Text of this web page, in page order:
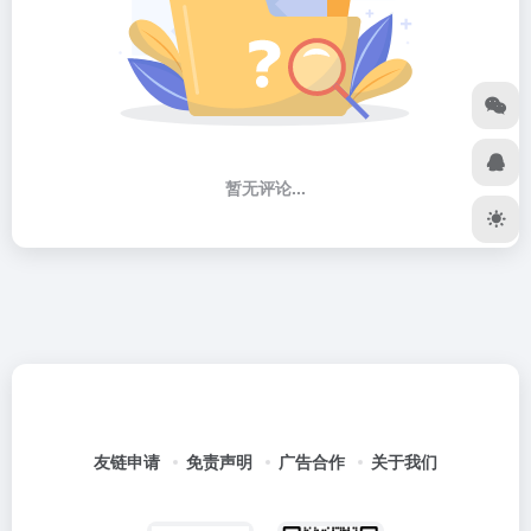
暂无评论...
友链申请 免责声明 广告合作 关于我们